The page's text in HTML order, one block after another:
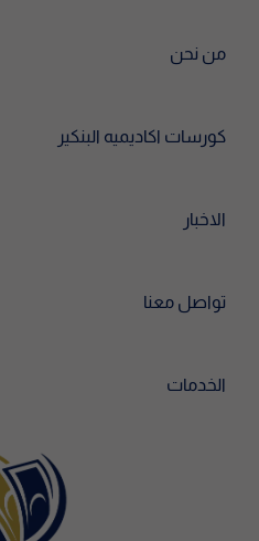
من نحن
كورسات اكاديميه البنكير
الاخبار
تواصل معنا
الخدمات